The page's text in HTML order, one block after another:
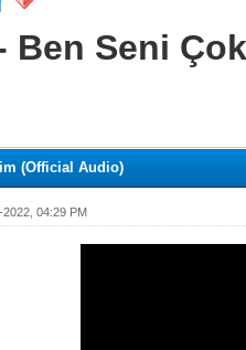
Ben Seni
(Official Audio)
2022, 04:29 PM